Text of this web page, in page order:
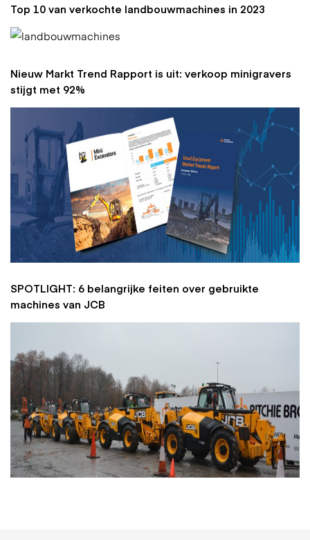
Top 10 van verkochte landbouwmachines in 2023
Nieuw Markt Trend Rapport is uit: verkoop minigravers
stijgt met 92%
SPOTLIGHT: 6 belangrijke feiten over gebruikte
machines van JCB